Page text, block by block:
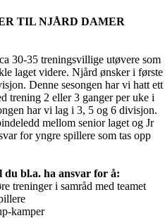
TIL NJÅRD DAMER
30-35 treningsvillige utøvere som
laget videre. Njård ønsker i første
Denne sesongen har vi hatt ett
trening 2 eller 3 ganger per uke i
har vi lag i 3, 5 og 6 divisjon.
mellom senior laget og Jr
for yngre spillere som tas opp
du bl.a. ha ansvar for å:
i samråd med teamet
kamper